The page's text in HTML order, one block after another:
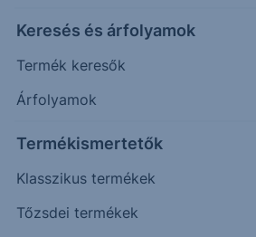
Keresés és árfolyamok
Termék keresők
Árfolyamok
Termékismertetők
Klasszikus termékek
Tőzsdei termékek